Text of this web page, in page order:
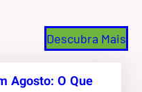
Descubra Mais
Agosto: O Que